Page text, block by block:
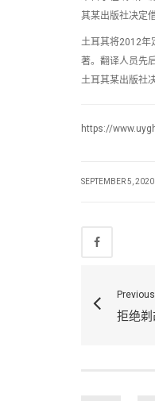
其某出版社决定
土耳其将2012年
著。翻译人员先
土耳其某出版社
https://
SEPTEMBER 5, 2020
Previous
拒绝